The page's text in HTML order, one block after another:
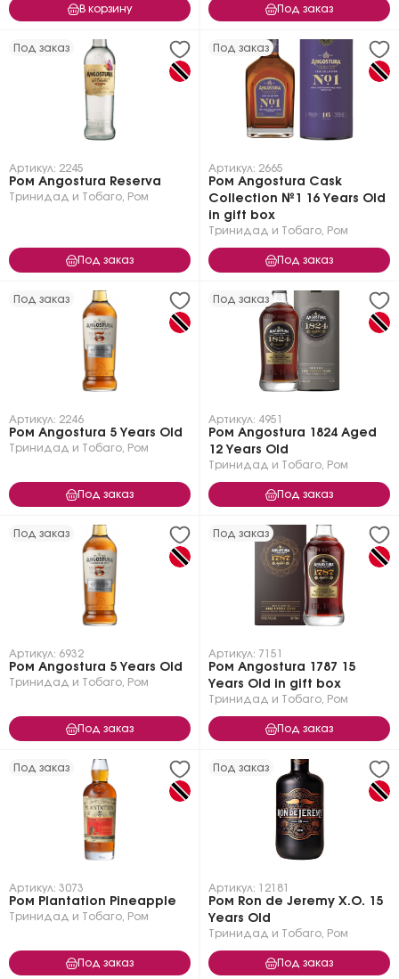
В корзину Под заказ
Под заказ
Артикул: 2245
Ром Angostura Reserva
Тринидад и Тобаго Ром
Под заказ
Под заказ
Артикул: 2665
Ром Angostura Cask
Collection №1 16 Years Old
in gift box
Тринидад и Тобаго Ром
Под заказ
Под заказ
Артикул: 2246
Ром Angostura 5 Years Old
Тринидад и Тобаго Ром
Под заказ
Под заказ
Артикул: 4951
Ром Angostura 1824 Aged
12 Years Old
Тринидад и Тобаго Ром
Под заказ
Под заказ
Артикул: 6932
Ром Angostura 5 Years Old
Тринидад и Тобаго Ром
Под заказ
Под заказ
Артикул: 7151
Ром Angostura 1787 15
Years Old in gift box
Тринидад и Тобаго Ром
Под заказ
Под заказ
Артикул: 3073
Ром Plantation Pineapple
Тринидад и Тобаго Ром
Под заказ
Под заказ
Артикул: 12181
Ром Ron de Jeremy X.O. 15
Years Old
Тринидад и Тобаго Ром
Под заказ